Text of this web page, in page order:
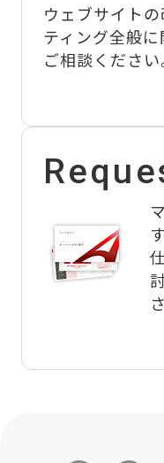
ウェブサイトの
ティング全般
ご相談ください